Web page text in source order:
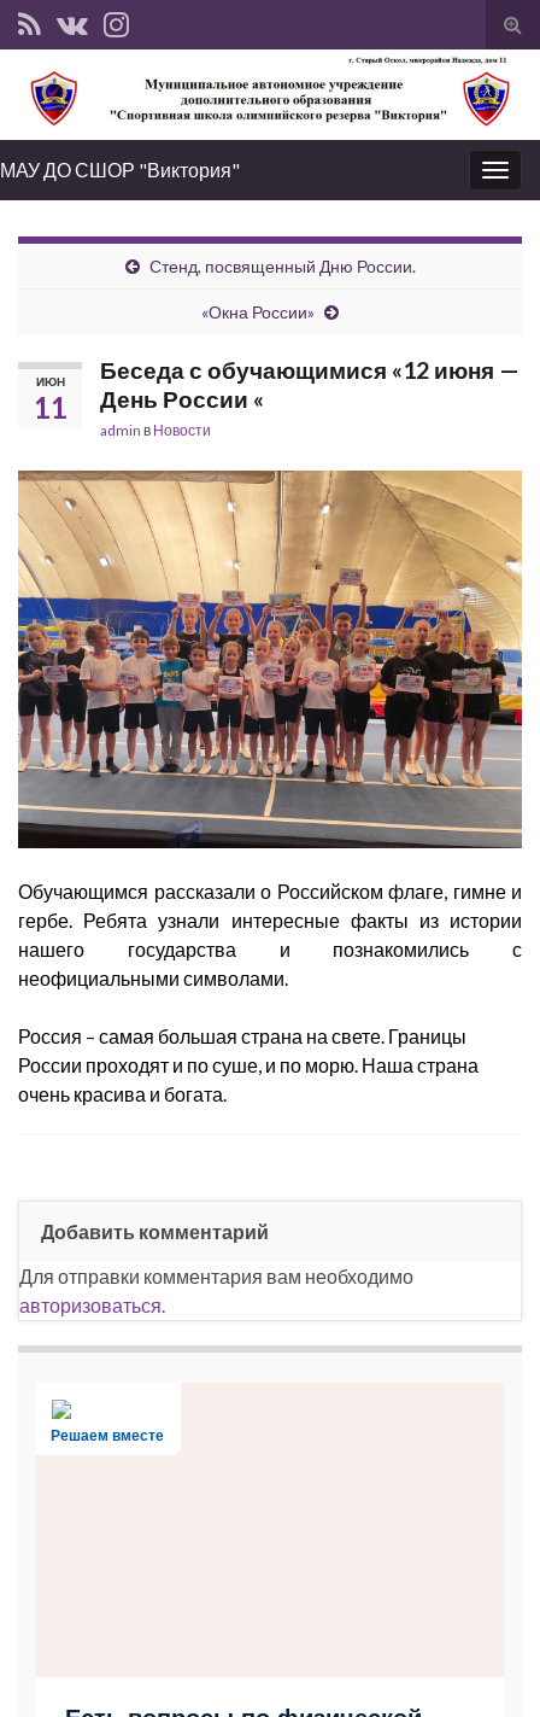
Вкл/
выкл
МАУ ДО СШОР "Виктория"
Стенд, посвященный Дню России.
«Окна России»
ИЮН
11
Беседа с обучающимися «12 июня —
День России «
admin в Новости
Обучающимся рассказали о Российском флаге, гимне и
гербе. Ребята узнали интересные факты из истории
нашего государства и познакомились с
неофициальными символами.
Россия – самая большая страна на свете. Границы
России проходят и по суше, и по морю. Наша страна
очень красива и богата.
Добавить комментарий
Для отправки комментария вам необходимо
авторизоваться.
Решаем вместе